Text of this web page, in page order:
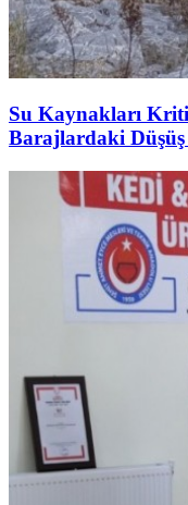
Su Kaynakları
Barajlardaki